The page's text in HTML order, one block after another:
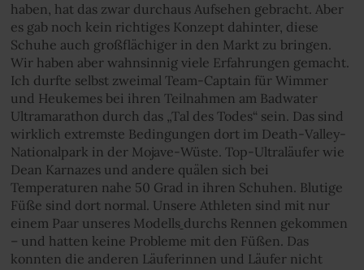
haben, hat das zwar durchaus Aufsehen gebracht. Aber
es gab noch kein richtiges Konzept dahinter, diese
Schuhe auch großflächiger in den Markt zu bringen.
Wir haben aber wahnsinnig viele Erfahrungen gemacht.
Ich durfte selbst zweimal Team-Captain für Wimmer
und Heukemes bei ihren Teilnahmen am Badwater
Ultramarathon durch das „Tal des Todes“ sein. Das sind
wirklich extremste Bedingungen dort im Death-Valley-
Nationalpark in der Mojave-Wüste. Top-Ultraläufer wie
Dean Karnazes und andere quälen sich bei
Temperaturen nahe 50 Grad in ihren Schuhen. Blutige
Füße sind dort normal. Unsere Athleten sind mit nur
einem Paar unseres Modells durchs Rennen gekommen
– und hatten keine Probleme mit den Füßen. Das
konnten die anderen Läuferinnen und Läufer nicht